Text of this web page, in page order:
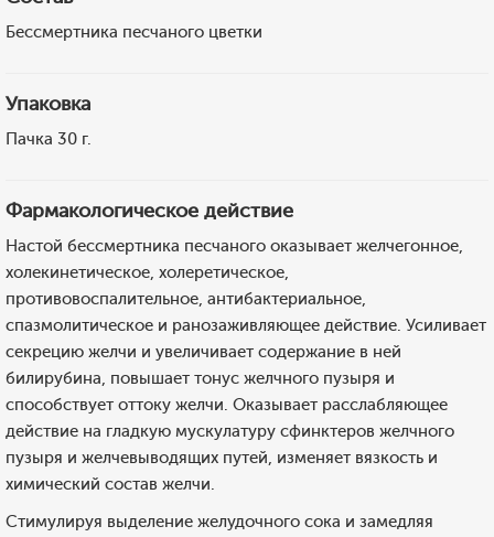
Бессмертника песчаного цветки
Упаковка
Пачка 30 г.
Фармакологическое действие
Настой бессмертника песчаного оказывает желчегонное,
холекинетическое, холеретическое,
противовоспалительное, антибактериальное,
спазмолитическое и ранозаживляющее действие. Усиливает
секрецию желчи и увеличивает содержание в ней
билирубина, повышает тонус желчного пузыря и
способствует оттоку желчи. Оказывает расслабляющее
действие на гладкую мускулатуру сфинктеров желчного
пузыря и желчевыводящих путей, изменяет вязкость и
химический состав желчи.
Стимулируя выделение желудочного сока и замедляя